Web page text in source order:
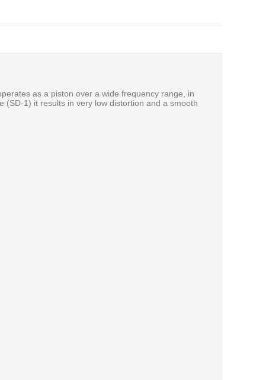
as a piston over a wide frequency range, in
(SD-1) it results in very low distortion and a smooth